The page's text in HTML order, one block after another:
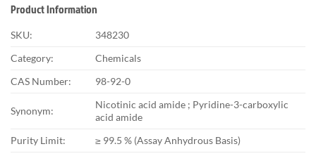
Product Information
SKU:
348230
Category:
Chemicals
CAS Number:
98-92-0
Synonym:
Nicotinic acid amide ; Pyridine-3-carboxylic
acid amide
Purity Limit:
≥ 99.5 % (Assay Anhydrous Basis)